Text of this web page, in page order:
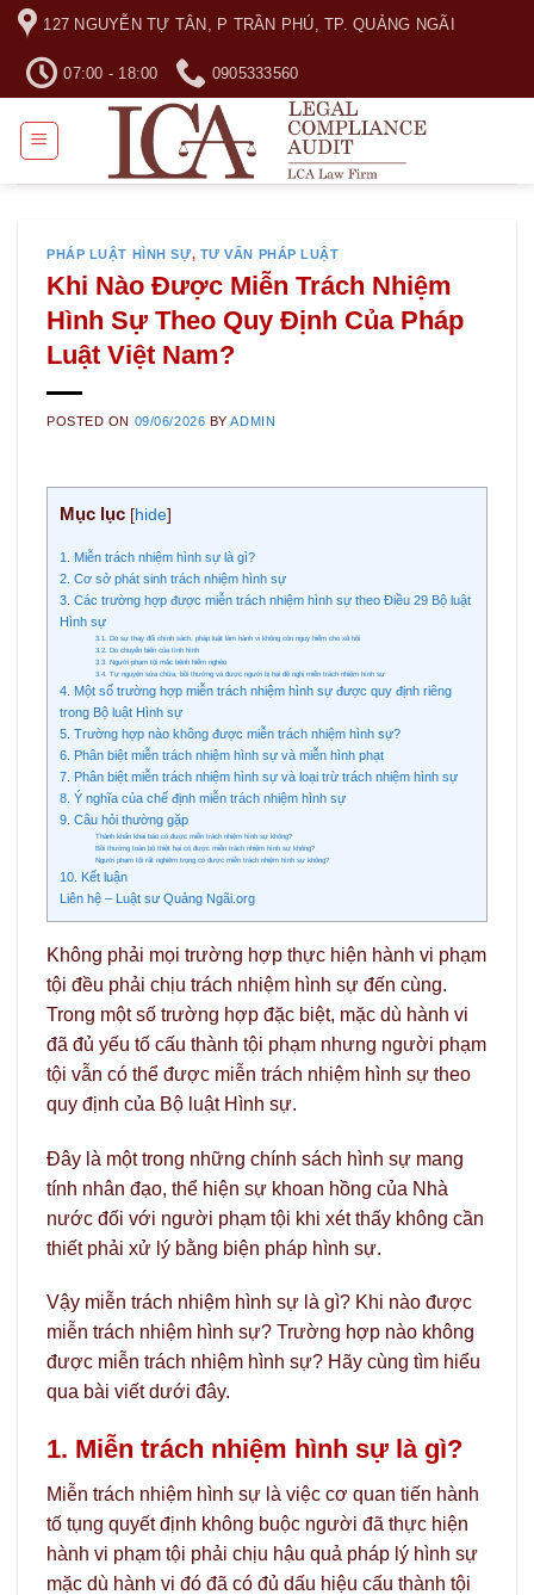
Skip
content
127 NGUYỄN TỰ TÂN, P TRẦN PHÚ, TP. QUẢNG NGÃI
07:00 - 18:00 0905333560
PHÁP LUẬT HÌNH SỰ, TƯ VẤN PHÁP LUẬT
Khi Nào Được Miễn Trách Nhiệm
Hình Sự Theo Quy Định Của Pháp
Luật Việt Nam?
POSTED ON 09/06/2026 BYADMIN
Mục lục [hide]
1. Miễn trách nhiệm hình sự là gì?
2. Cơ sở phát sinh trách nhiệm hình sự
3. Các trường hợp được miễn trách nhiệm hình sự theo Điều 29 Bộ luật
Hình sự
3.1. Do sự thay đổi chính sách, pháp luật làm hành vi không còn nguy hiểm cho xã hội
3.2. Do chuyển biến của tình hình
3.3. Người phạm tội mắc bệnh hiểm nghèo
3.4. Tự nguyện sửa chữa, bồi thường và được người bị hại đề nghị miễn trách nhiệm hình sự
4. Một số trường hợp miễn trách nhiệm hình sự được quy định riêng
trong Bộ luật Hình sự
5. Trường hợp nào không được miễn trách nhiệm hình sự?
6. Phân biệt miễn trách nhiệm hình sự và miễn hình phạt
7. Phân biệt miễn trách nhiệm hình sự và loại trừ trách nhiệm hình sự
8. Ý nghĩa của chế định miễn trách nhiệm hình sự
9. Câu hỏi thường gặp
Thành khẩn khai báo có được miễn trách nhiệm hình sự không?
Bồi thường toàn bộ thiệt hại có được miễn trách nhiệm hình sự không?
Người phạm tội rất nghiêm trọng có được miễn trách nhiệm hình sự không?
10. Kết luận
Liên hệ – Luật sư Quảng Ngãi.org
Không phải mọi trường hợp thực hiện hành vi phạm
tội đều phải chịu trách nhiệm hình sự đến cùng.
Trong một số trường hợp đặc biệt, mặc dù hành vi
đã đủ yếu tố cấu thành tội phạm nhưng người phạm
tội vẫn có thể được miễn trách nhiệm hình sự theo
quy định của Bộ luật Hình sự.
Đây là một trong những chính sách hình sự mang
tính nhân đạo, thể hiện sự khoan hồng của Nhà
nước đối với người phạm tội khi xét thấy không cần
thiết phải xử lý bằng biện pháp hình sự.
Vậy miễn trách nhiệm hình sự là gì? Khi nào được
miễn trách nhiệm hình sự? Trường hợp nào không
được miễn trách nhiệm hình sự? Hãy cùng tìm hiểu
qua bài viết dưới đây.
1. Miễn trách nhiệm hình sự là gì?
Miễn trách nhiệm hình sự là việc cơ quan tiến hành
tố tụng quyết định không buộc người đã thực hiện
hành vi phạm tội phải chịu hậu quả pháp lý hình sự
mặc dù hành vi đó đã có đủ dấu hiệu cấu thành tội